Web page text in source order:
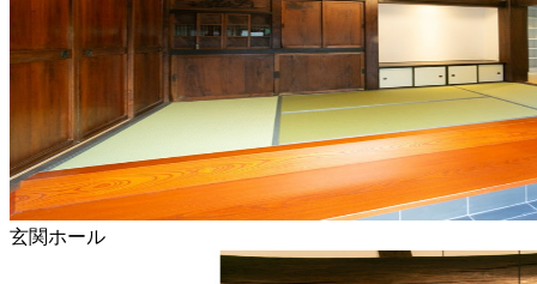
玄関ホール